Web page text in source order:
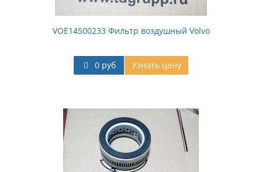
VOE14500233 Фильтр воздушный Volvo
0 руб Узнать цену